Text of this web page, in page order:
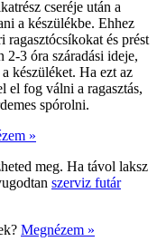
cseréje után a
a készülékbe. Ehhez
és prést
2-3 óra száradási ideje,
készüléket. Ha ezt az
el fog válni a ragasztás,
spórolni.
»
meg. Ha távol laksz
szerviz futár
Megnézem »